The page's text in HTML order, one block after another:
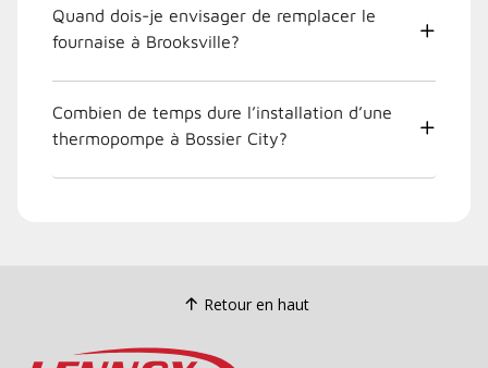
Quand dois-je envisager de remplacer le
fournaise à Brooksville?
Combien de temps dure l’installation d’une
thermopompe à Bossier City?
Retour en haut